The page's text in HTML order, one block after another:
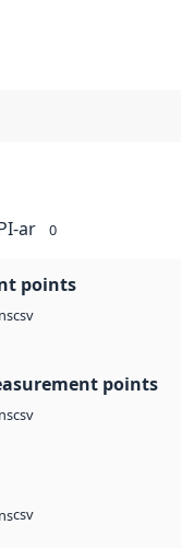
ar 0
points
csv
points
csv
csv